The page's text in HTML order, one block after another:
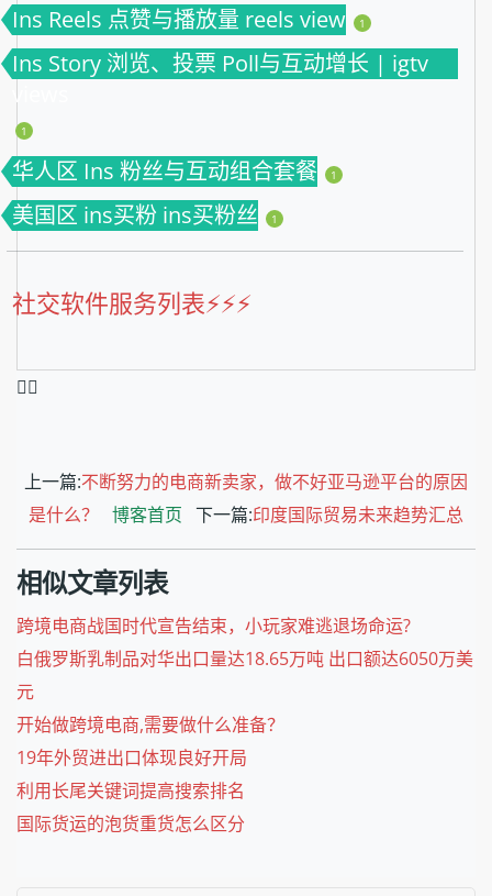
Ins Reels 点赞与播放量 reels view 1
Ins Story 浏览、投票 Poll与互动增长 | igtv
views
1
华人区 Ins 粉丝与互动组合套餐 1
美国区 ins买粉 ins买粉丝 1
社交软件服务列表⚡️⚡️⚡️
❤️‍🔥
上一篇:不断努力的电商新卖家，做不好亚马逊平台的原因
是什么？
博客首页 下一篇:印度国际贸易未来趋势汇总
相似文章列表
跨境电商战国时代宣告结束，小玩家难逃退场命运?
白俄罗斯乳制品对华出口量达18.65万吨 出口额达6050万美
元
开始做跨境电商,需要做什么准备？
19年外贸进出口体现良好开局
利用长尾关键词提高搜索排名
国际货运的泡货重货怎么区分